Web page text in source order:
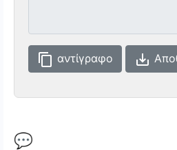
content_copy αντίγραφο save_alt
💬